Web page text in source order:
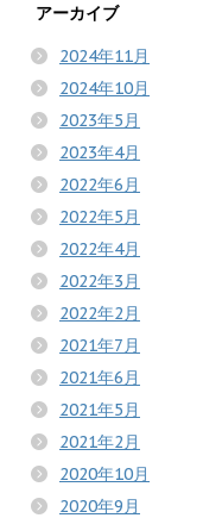
アーカイブ
2024年11月
2024年10月
2023年5月
2023年4月
2022年6月
2022年5月
2022年4月
2022年3月
2022年2月
2021年7月
2021年6月
2021年5月
2021年2月
2020年10月
2020年9月